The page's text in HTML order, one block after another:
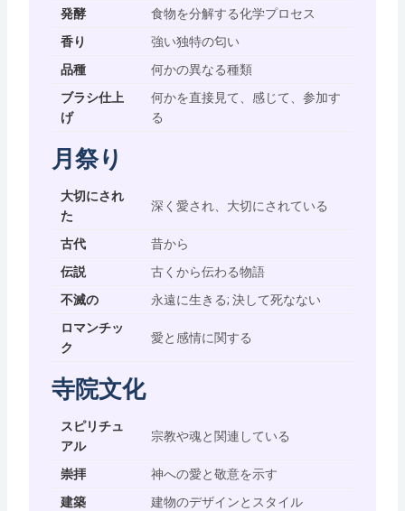
発酵
食物を分解する化学プロセス
香り
強い独特の匂い
品種
何かの異なる種類
ブラシ仕上
げ
何かを直接見て、感じて、参加す
る
月祭り
大切にされ
た
深く愛され、大切にされている
古代
昔から
伝説
古くから伝わる物語
不滅の
永遠に生きる; 決して死なない
ロマンチッ
ク
愛と感情に関する
寺院文化
スピリチュ
アル
宗教や魂と関連している
崇拝
神への愛と敬意を示す
建築
建物のデザインとスタイル